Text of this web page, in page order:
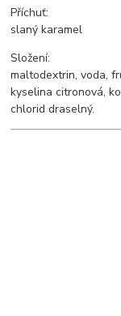
Příchuť:
slaný karamel
Složení:
maltodextrin, voda,
kyselina citronová,
chlorid draselný.